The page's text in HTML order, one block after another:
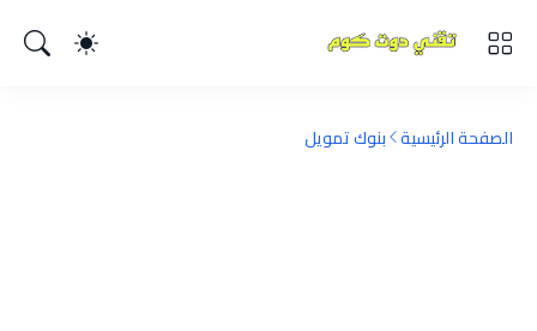
الصفحة الرئيسية بنوك تمويل